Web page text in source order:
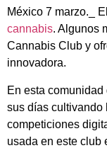
México 7 marzo._
cannabis. Algunos
Cannabis Club y
innovadora.
En esta comunidad
sus días cultivando
competiciones
usada en este club